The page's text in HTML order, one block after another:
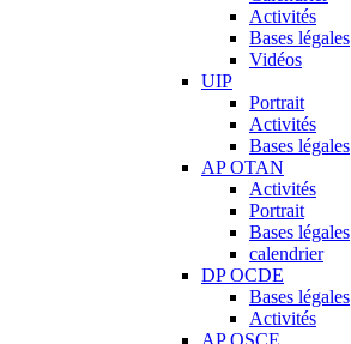
Activités
Bases légales
Vidéos
UIP
Portrait
Activités
Bases légales
AP OTAN
Activités
Portrait
Bases légales
calendrier
DP OCDE
Bases légales
Activités